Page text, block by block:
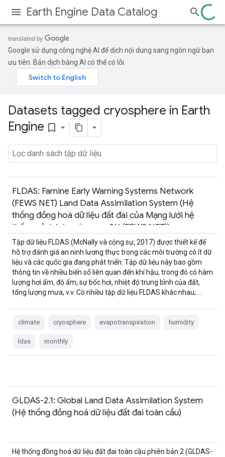
Earth Engine Data Catalog
Google sử dụng công nghệ AI để dịch nội dung sang ngôn ngữ bạn
ưu tiên. Bản dịch bằng AI có thể có lỗi.
Datasets tagged cryosphere in Earth
Engine bookmark_border
FLDAS: Famine Early Warning Systems Network
(FEWS NET) Land Data Assimilation System (Hệ
thống đồng hoá dữ liệu đất đai của Mạng lưới hệ
thống cảnh báo sớm nạn đói (FEWS NET))
Tập dữ liệu FLDAS (McNally và cộng sự, 2017) được thiết kế để
hỗ trợ đánh giá an ninh lương thực trong các môi trường có ít dữ
liệu và các quốc gia đang phát triển. Tập dữ liệu này bao gồm
thông tin về nhiều biến số liên quan đến khí hậu, trong đó có hàm
lượng hơi ẩm, độ ẩm, sự bốc hơi, nhiệt độ trung bình của đất,
tổng lượng mưa, v.v. Có nhiều tập dữ liệu FLDAS khác nhau; …
climate cryosphere evapotranspiration humidity
ldas monthly
GLDAS-2.1: Global Land Data Assimilation System
(Hệ thống đồng hoá dữ liệu đất đai toàn cầu)
Hệ thống đồng hoá dữ liệu đất đai toàn cầu phiên bản 2 (GLDAS-